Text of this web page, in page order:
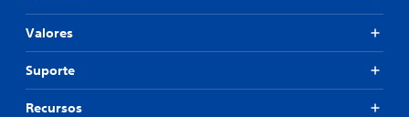
Valores
Suporte
Recursos